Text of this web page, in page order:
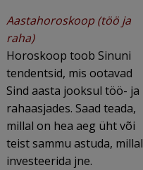
Aastahoroskoop (töö ja
raha)
Horoskoop toob Sinuni
tendentsid, mis ootavad
Sind aasta jooksul töö- ja
rahaasjades. Saad teada,
millal on hea aeg üht või
teist sammu astuda, millal
investeerida jne.